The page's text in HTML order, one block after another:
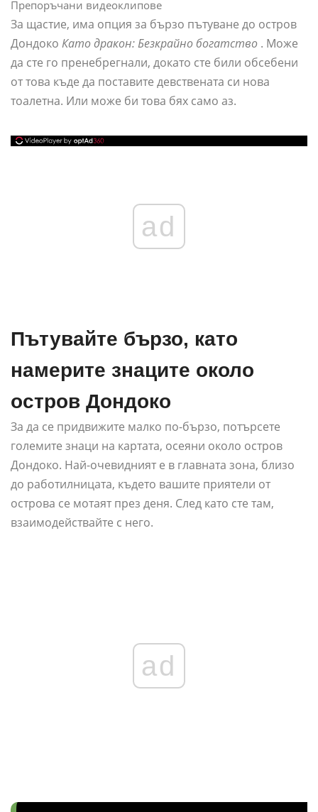
Препоръчани видеоклипове
За щастие, има опция за бързо пътуване до остров
Дондоко Като дракон: Безкрайно богатство . Може
да сте го пренебрегнали, докато сте били обсебени
от това къде да поставите девствената си нова
тоалетна. Или може би това бях само аз.
ad
Пътувайте бързо, като
намерите знаците около
остров Дондоко
За да се придвижите малко по-бързо, потърсете
големите знаци на картата, осеяни около остров
Дондоко. Най-очевидният е в главната зона, близо
до работилницата, където вашите приятели от
острова се мотаят през деня. След като сте там,
взаимодействайте с него.
ad